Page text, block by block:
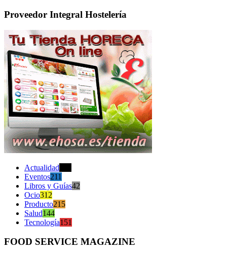
Proveedor Integral Hostelería
Actualidad
Eventos211
Libros y Guías42
Ocio312
Producto215
Salud144
Tecnología151
FOOD SERVICE MAGAZINE